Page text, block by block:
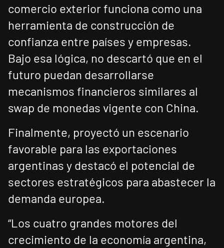
comercio exterior funciona como una
herramienta de construcción de
confianza entre países y empresas.
Bajo esa lógica, no descartó que en el
futuro puedan desarrollarse
mecanismos financieros similares al
swap de monedas vigente con China.
Finalmente, proyectó un escenario
favorable para las exportaciones
argentinas y destacó el potencial de
sectores estratégicos para abastecer la
demanda europea.
“Los cuatro grandes motores del
crecimiento de la economía argentina,